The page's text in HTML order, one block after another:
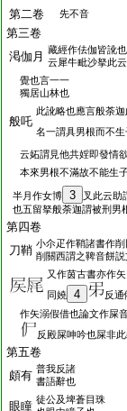
第二卷 先不音
第三卷
渇伽月 藏經作佉伽皆訛
云犀牛毗沙拏此
覺也言一一
獨居山林也
般吒
此訛略也應言般荼
名一謂具男根而不生
云妬謂見他共婬即發情欲
本來男根不滿故不能生
半月作女博 3
叉此云助
也五留拏般荼迦謂被刑男
第四卷
刀鞘 小尒疋作鞘諸書作
削關西謂之鞞音餅
又作茵古書亦作
同嬈
4 反通
作矢溺假借也論文作屎
反殿屎呻吟也屎非
第五卷
頗有 普我反諸
書語辭也
眼瞳 徒公及埤蒼目珠